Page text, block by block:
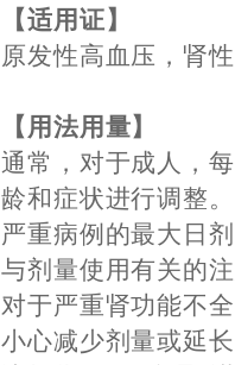
【适用证】
原发性高血压，肾
【用法用量】
通常，对于成人，
龄和症状进行调整。
严重病例的最大日
与剂量使用有关的
对于严重肾功能不
小心减少剂量或延